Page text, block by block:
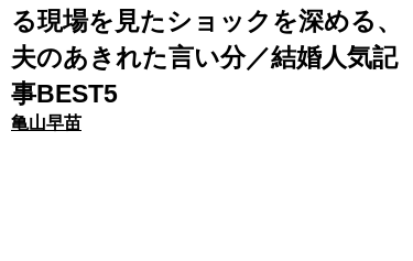
る現場を見たショックを深める、
夫のあきれた言い分／結婚人気記
事BEST5
亀山早苗